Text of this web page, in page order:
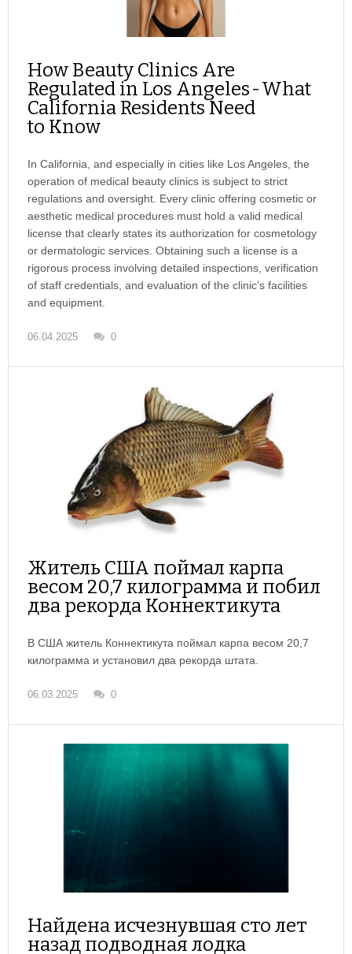
How Beauty Clinics Are
Regulated in Los Angeles - What
California Residents Need
to Know
In California, and especially in cities like Los Angeles, the
operation of medical beauty clinics is subject to strict
regulations and oversight. Every clinic offering cosmetic or
aesthetic medical procedures must hold a valid medical
license that clearly states its authorization for cosmetology
or dermatologic services. Obtaining such a license is a
rigorous process involving detailed inspections, verification
of staff credentials, and evaluation of the clinic’s facilities
and equipment.
06.04.2025 0
Житель США поймал карпа
весом 20,7 килограмма и побил
два рекорда Коннектикута
В США житель Коннектикута поймал карпа весом 20,7
килограмма и установил два рекорда штата.
06.03.2025 0
Найдена исчезнувшая сто лет
назад подводная лодка